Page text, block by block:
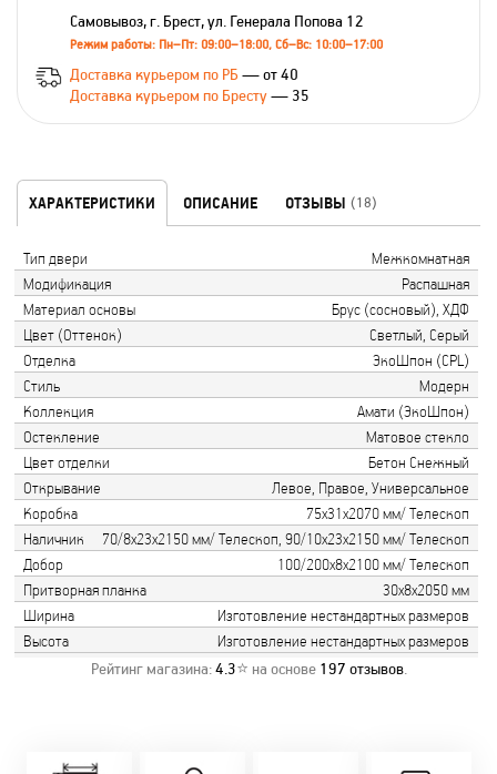
Самовывоз, г. Брест, ул. Генерала Попова 12
Режим работы: Пн–Пт: 09:00–18:00, Сб–Вс: 10:00–17:00
Доставка курьером по РБ — от 40
Доставка курьером по Бресту— 35
ХАРАКТЕРИСТИКИ ОПИСАНИЕ ОТЗЫВЫ (18)
Тип двери
Межкомнатная
Модификация
Распашная
Материал основы
Брус (сосновый), ХДФ
Цвет (Оттенок)
Светлый, Серый
Отделка
ЭкоШпон (CPL)
Стиль
Модерн
Коллекция
Амати (ЭкоШпон)
Остекление
Матовое стекло
Цвет отделки
Бетон Снежный
Открывание
Левое, Правое, Универсальное
Коробка
75х31х2070 мм/ Телескоп
Наличник
70/8х23х2150 мм/ Телескоп, 90/10х23х2150 мм/ Телескоп
Добор
100/200х8х2100 мм/ Телескоп
Притворная планка
30х8х2050 мм
Ширина
Изготовление нестандартных размеров
Высота
Изготовление нестандартных размеров
Рейтинг магазина:4.3⭐ на основе 197 отзывов.
Замер бесплатно!